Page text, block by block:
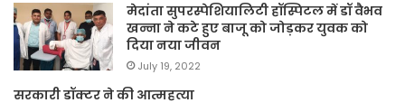
मेदांता सुपरस्पेशियालिटी हॉस्पिटल में डॉ वैभव
खन्ना ने कटे हुए बाजू को जोड़कर युवक को
दिया नया जीवन
July 19, 2022
सरकारी डॉक्टर ने की आत्महत्या